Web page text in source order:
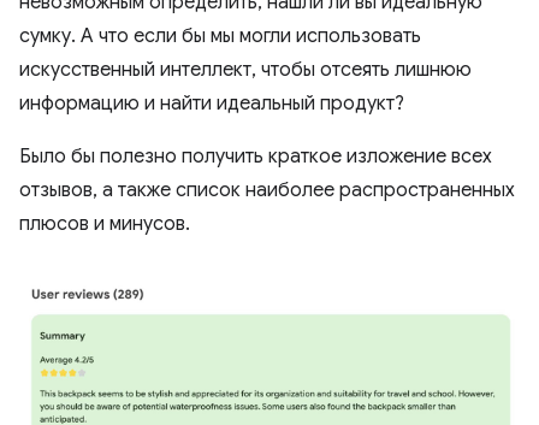
сумку. А что если бы мы могли использовать
искусственный интеллект, чтобы отсеять лишнюю
информацию и найти идеальный продукт?
Было бы полезно получить краткое изложение всех
отзывов, а также список наиболее распространенных
плюсов и минусов.